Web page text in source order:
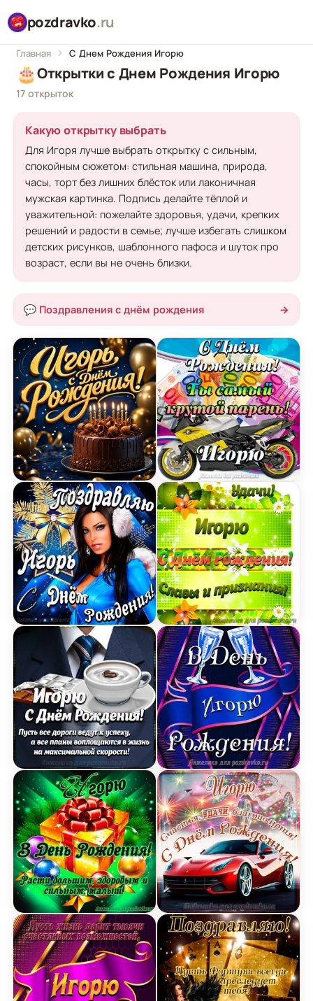
pozdravko.ru
Главная С Днем Рождения Игорю
🎂Открытки с Днем Рождения Игорю
17 открыток
Какую открытку выбрать
Для Игоря лучше выбрать открытку с сильным,
спокойным сюжетом: стильная машина, природа,
часы, торт без лишних блёсток или лаконичная
мужская картинка. Подпись делайте тёплой и
уважительной: пожелайте здоровья, удачи, крепких
решений и радости в семье; лучше избегать слишком
детских рисунков, шаблонного пафоса и шуток про
возраст, если вы не очень близки.
💬 Поздравления с днём рождения →
Открытка с Днем Рождения Игорю с
Открытка поздравление Игорю с Днем
Картинка Игорю с Днем Рождения с галстуком,
Открытка Игорю в День Рождения, расти
Картинка с Днем
Картинка Игорю с Днем
Открытка Игорю в День
Открытка Игорю на